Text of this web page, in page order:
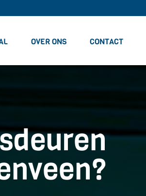
OVER ONS CONTACT